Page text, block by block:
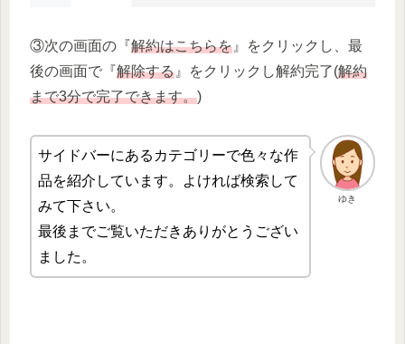
③次の画面の『解約はこちらを 』をクリックし、最
後の画面で『解除する 』をクリックし解約完了(解約
まで3分で完了できます。)
ゆき
サイドバーにあるカテゴリーで色々な作
品を紹介しています。よければ検索して
みて下さい。
最後までご覧いただきありがとうござい
ました。